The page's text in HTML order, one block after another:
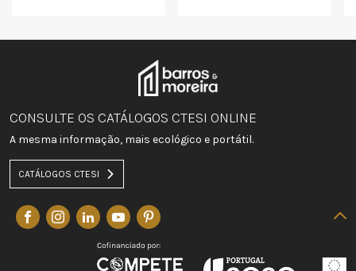
CONSULTE OS CATÁLOGOS CTESI ONLINE
A mesma informação, mais ecológico e portátil.
CATÁLOGOS CTESI